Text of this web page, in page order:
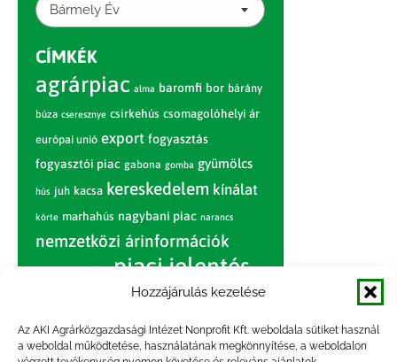
Hozzájárulás kezelése
Az AKI Agrárközgazdasági Intézet Nonprofit Kft. weboldala sütiket használ
a weboldal működtetése, használatának megkönnyítése, a weboldalon
Bármely Év
CÍMKÉK
agrárpiac alma baromfi bor bárány
búza cseresznye csirkehús csomagolóhelyi ár
európai unió export fogyasztás
fogyasztói piac gabona gomba gyümölcs
hús juh kacsa kereskedelem kínálat
körte marhahús nagybani piac narancs
nemzetközi árinformációk
piac piaci jelentés
sertés sertéshús
szarvasmarha termelés termelői
ár tojás világpiac vágóbárány